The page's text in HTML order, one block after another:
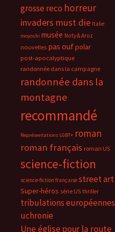
grosse reco horreur
invaders must die Italie
moyoshi musée Noty & Aroz
nouvelles pas oufpolar
post-apocalyptique
randonnée dans la campagne
randonnée dans la
montagne
recommandé
Représentations LGBT+ roman
roman français roman US
science-fiction
science-fiction française street art
Super-héros série US thriller
tribulations européennes
uchronie
Une église pour la route